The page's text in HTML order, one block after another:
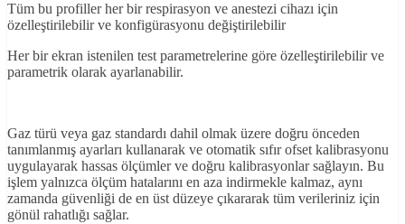
Tüm bu profiller her bir respirasyon ve anestezi cihazı için
özelleştirilebilir ve konfigürasyonu değiştirilebilir
Her bir ekran istenilen test parametrelerine göre özelleştirilebilir ve
parametrik olarak ayarlanabilir.
Gaz türü veya gaz standardı dahil olmak üzere doğru önceden
tanımlanmış ayarları kullanarak ve otomatik sıfır ofset kalibrasyonu
uygulayarak hassas ölçümler ve doğru kalibrasyonlar sağlayın. Bu
işlem yalnızca ölçüm hatalarını en aza indirmekle kalmaz, aynı
zamanda güvenliği de en üst düzeye çıkararak tüm verileriniz için
gönül rahatlığı sağlar.